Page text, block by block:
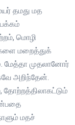
தமது மத
மொழி
மறைத்துக்
மேத்தா முதலானோர்
அறிந்தேன்.
மதச்